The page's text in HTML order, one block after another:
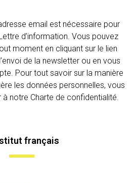
email est nécessaire pour
d’information. Vous pouvez
moment en cliquant sur le lien
de la newsletter ou en vous
Pour tout savoir sur la manière
les données personnelles, vous
notre Charte de confidentialité.
français